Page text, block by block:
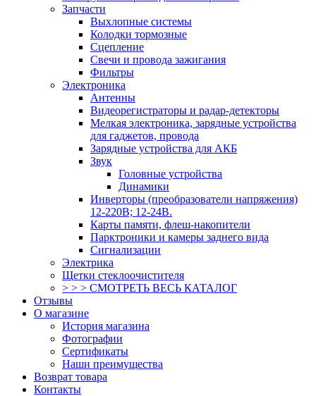
Запчасти
Выхлопные системы
Колодки тормозные
Сцепление
Свечи и провода зажигания
Фильтры
Электроника
Антенны
Видеорегистраторы и радар-детекторы
Мелкая электроника, зарядные устройства
для гаджетов, провода
Зарядные устройства для АКБ
Звук
Головные устройства
Динамики
Инверторы (преобразователи напряжения)
12-220В; 12-24В.
Карты памяти, флеш-накопители
Парктроники и камеры заднего вида
Сигнализации
Электрика
Щетки стеклоочистителя
> > > СМОТРЕТЬ ВЕСЬ КАТАЛОГ
Отзывы
О магазине
История магазина
Фотографии
Сертификаты
Наши преимущества
Возврат товара
Контакты